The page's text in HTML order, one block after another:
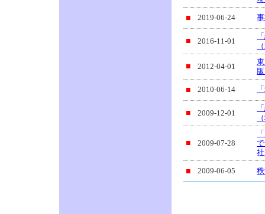
■ 2019-06-24
■ 2016-11-01
■ 2012-04-01
■ 2010-06-14
■ 2009-12-01
■ 2009-07-28
■ 2009-06-05